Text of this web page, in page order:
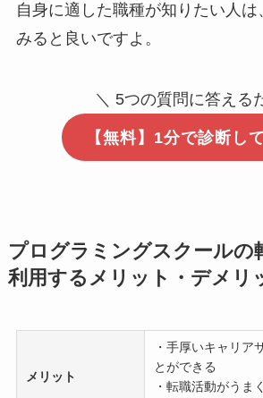
自身に適した職種が知りたい人は
みると良いですよ。
＼ 5つの質問に答える
【無料】1分で診断し
プログラミングスクールの
利用するメリット・デメリ
メリット
・手厚いキャリア
とができる
・転職活動がうま